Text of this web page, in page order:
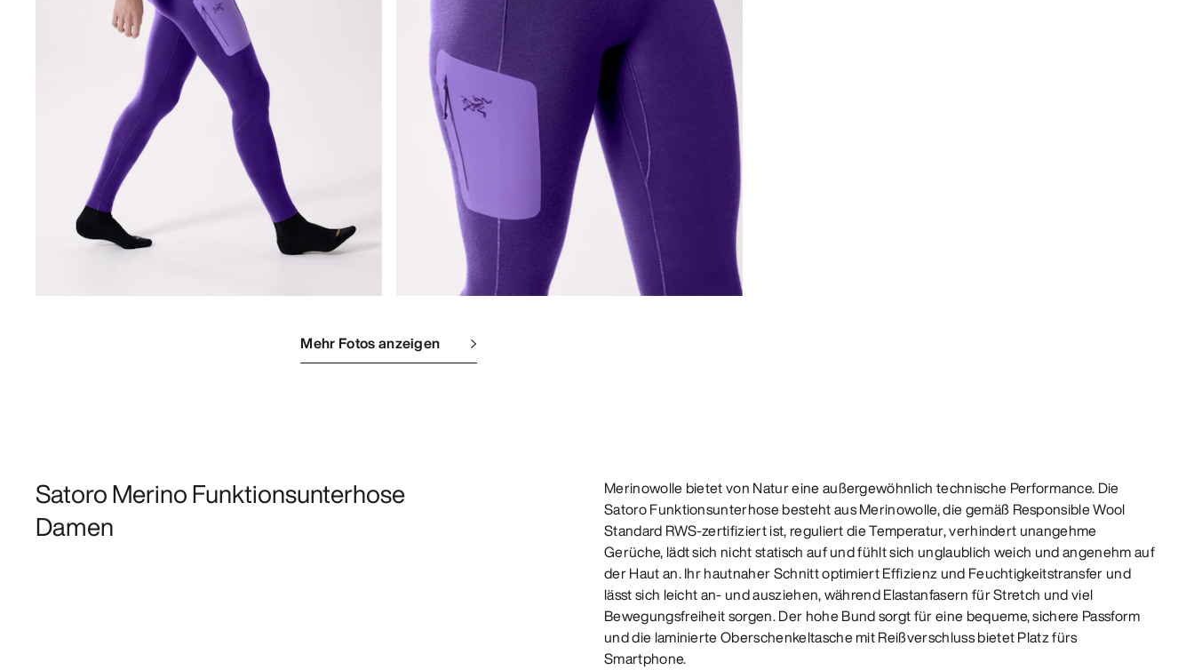
Mehr Fotos anzeigen
Satoro Merino Funktionsunterhose
Damen
Merinowolle bietet von Natur eine außergewöhnlich technische Performance. Die
Satoro Funktionsunterhose besteht aus Merinowolle, die gemäß Responsible Wool
Standard RWS-zertifiziert ist, reguliert die Temperatur, verhindert unangehme
Gerüche, lädt sich nicht statisch auf und fühlt sich unglaublich weich und angenehm auf
der Haut an. Ihr hautnaher Schnitt optimiert Effizienz und Feuchtigkeitstransfer und
lässt sich leicht an- und ausziehen, während Elastanfasern für Stretch und viel
Bewegungsfreiheit sorgen. Der hohe Bund sorgt für eine bequeme, sichere Passform
und die laminierte Oberschenkeltasche mit Reißverschluss bietet Platz fürs
Smartphone.